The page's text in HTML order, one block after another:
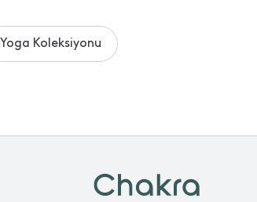
Yoga Koleksiyonu